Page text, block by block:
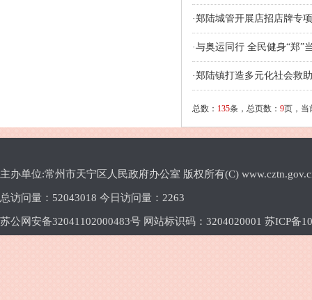
·郑陆城管开展店招店牌专
·与奥运同行 全民健身“郑”
·郑陆镇打造多元化社会救
总数： 135条，总页数： 9页，当
主办单位:常州市天宁区人民政府办公室 版权所有(C)
总访问量： 52043018 今日访问量： 2263
苏公网安备32041102000483号 网站标识码：3204020001 苏ICP备